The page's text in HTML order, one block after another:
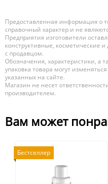
Предоставленная информация о
справочный характер и не
Предприятия изготовители
конструктивные, косметические
с продавцом.
Обозначения, характеристики, а
упаковка товара могут
указанных на сайте.
Магазин не несет
производителем.
Вам может
Бестселлер